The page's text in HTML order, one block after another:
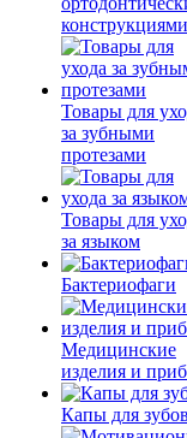
конструкциями
Товары для
за зубными
протезами
Товары для
за языком
Бактериофаги
Медицинские
изделия и
Капы для зубов